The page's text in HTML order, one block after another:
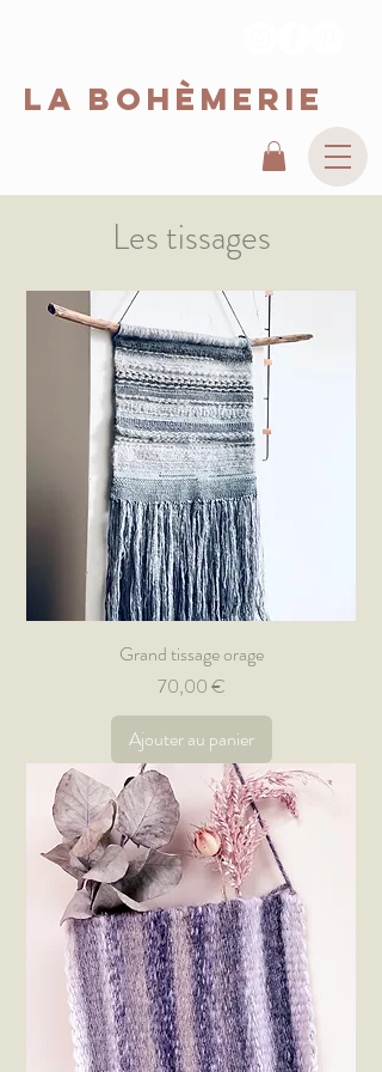
La Bohèmerie
Les tissages
Grand tissage orage
Prix
70,00 €
Ajouter au panier